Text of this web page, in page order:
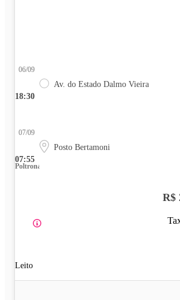
18:30
06/09
Av. do Estado Dalmo Vieira
07:55
07/09
Posto Bertamoni
Poltrona
Leito
R$